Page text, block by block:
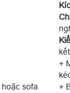
hoặc sofa
+
+